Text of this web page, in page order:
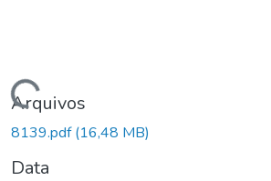
Carregando...
Arquivos
8139.pdf(16,48 MB)
Data